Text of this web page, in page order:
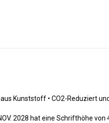
Kunststoff • CO2-Reduziert
2028 hat eine Schrifthöhe